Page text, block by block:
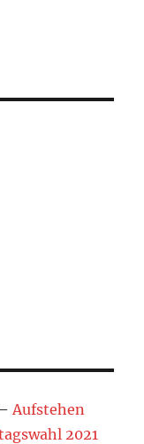
Aufstehen
2021